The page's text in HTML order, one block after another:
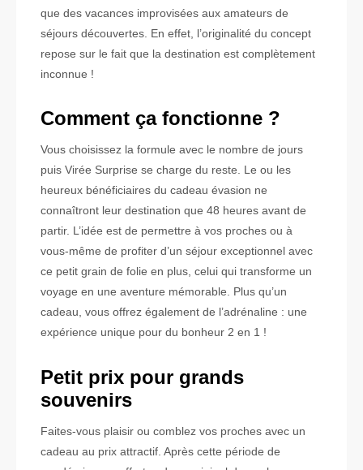
que des vacances improvisées aux amateurs de
séjours découvertes. En effet, l’originalité du concept
repose sur le fait que la destination est complètement
inconnue !
Comment ça fonctionne ?
Vous choisissez la formule avec le nombre de jours
puis Virée Surprise se charge du reste. Le ou les
heureux bénéficiaires du cadeau évasion ne
connaîtront leur destination que 48 heures avant de
partir. L’idée est de permettre à vos proches ou à
vous-même de profiter d’un séjour exceptionnel avec
ce petit grain de folie en plus, celui qui transforme un
voyage en une aventure mémorable. Plus qu’un
cadeau, vous offrez également de l’adrénaline : une
expérience unique pour du bonheur 2 en 1 !
Petit prix pour grands
souvenirs
Faites-vous plaisir ou comblez vos proches avec un
cadeau au prix attractif. Après cette période de